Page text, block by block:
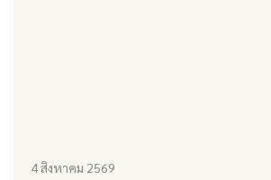
4 สิงหาคม 2569